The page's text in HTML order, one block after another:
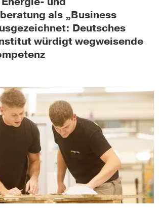
als „Business
Deutsches
würdigt wegweisende